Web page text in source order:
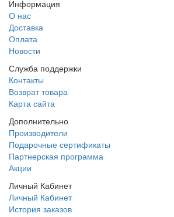
Информация
О нас
Доставка
Оплата
Новости
Служба поддержки
Контакты
Возврат товара
Карта сайта
Дополнительно
Производители
Подарочные сертификаты
Партнерская программа
Акции
Личный Кабинет
Личный Кабинет
История заказов